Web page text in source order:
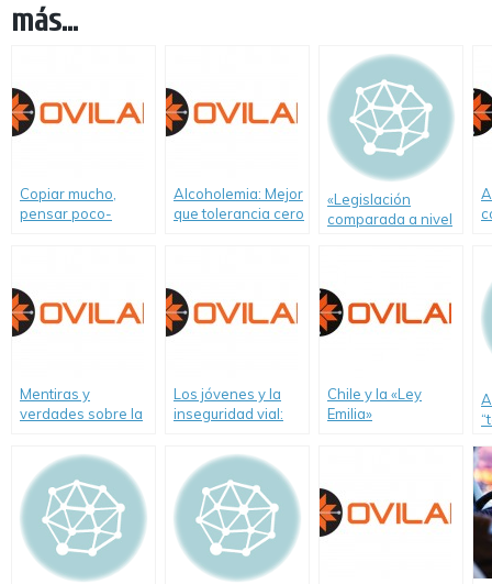
más...
Copiar mucho,
pensar poco-
conducir un
vehículo»
Alcoholemia: Mejor
que tolerancia cero
«Legislación
comparada a nivel
licencias de
conducir a jóvenes
y adolescentes
Mentiras y
verdades sobre la
conducción-
Informe de Ovilam
Los jóvenes y la
inseguridad vial:
Malvinas por año
Chile y la «Ley
Emilia»